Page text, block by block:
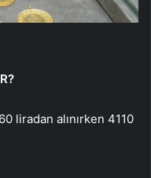
liradan alınırken 4110